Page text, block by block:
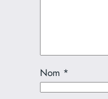
Nom *